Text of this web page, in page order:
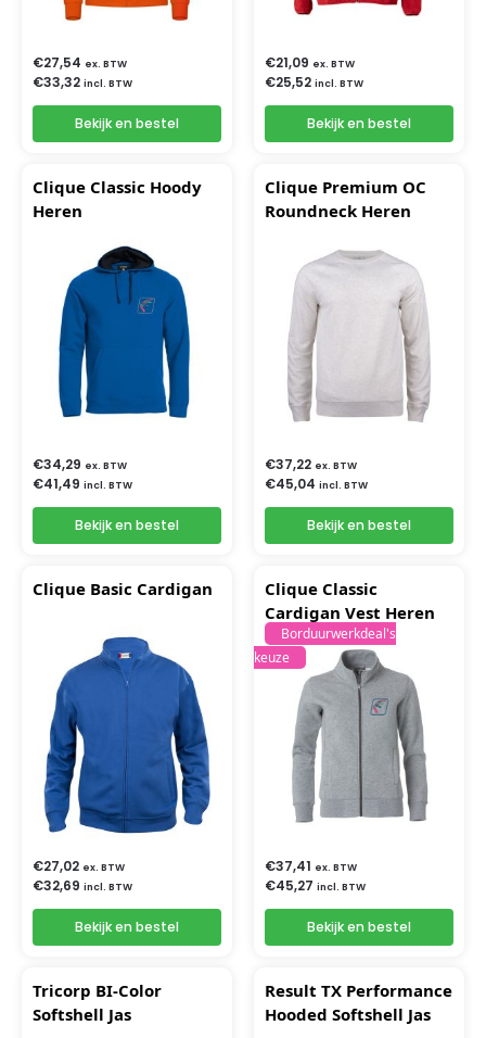
€27,54 ex. BTW
€33,32 incl. BTW
Bekijk en bestel
€21,09 ex. BTW
€25,52 incl. BTW
Bekijk en bestel
Clique Classic Hoody
Heren
€34,29 ex. BTW
€41,49 incl. BTW
Bekijk en bestel
Clique Premium OC
Roundneck Heren
€37,22 ex. BTW
€45,04 incl. BTW
Bekijk en bestel
Clique Basic Cardigan
€27,02 ex. BTW
€32,69 incl. BTW
Bekijk en bestel
Clique Classic
Cardigan Vest Heren
Borduurwerkdeal's
keuze
€37,41 ex. BTW
€45,27 incl. BTW
Bekijk en bestel
Tricorp BI-Color
Softshell Jas
Result TX Performance
Hooded Softshell Jas